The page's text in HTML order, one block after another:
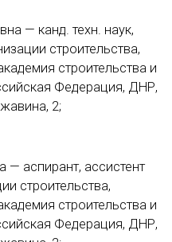
— канд. техн. наук,
строительства,
строительства и
Федерация, ДНР,
2;
— аспирант, ассистент
строительства,
строительства и
Федерация, ДНР,